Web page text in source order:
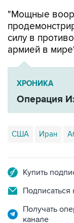
силу в
армией в
ХРОНИКА
Операция
США Иран
Подписаться
Получать